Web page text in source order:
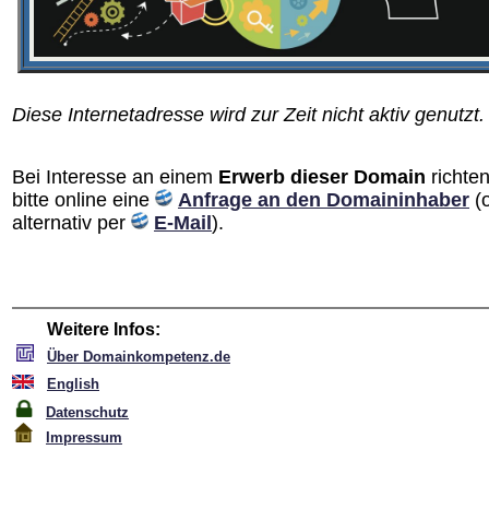
Diese Internetadresse wird zur Zeit nicht aktiv genutzt.
Bei Interesse an einem Erwerb dieser Domain
bitte online eine
Anfrage an den Domain­inhaber
alternativ per
E-Mail ).
Weitere Infos:
Über Domainkompetenz.de
English
Datenschutz
Impressum